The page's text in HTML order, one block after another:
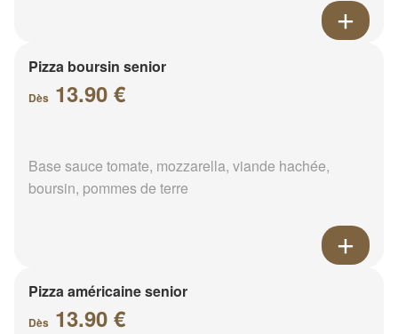
Pizza boursin senior
Dès 13.90 €
Base sauce tomate, mozzarella, viande hachée,
boursin, pommes de terre
Pizza américaine senior
Dès 13.90 €